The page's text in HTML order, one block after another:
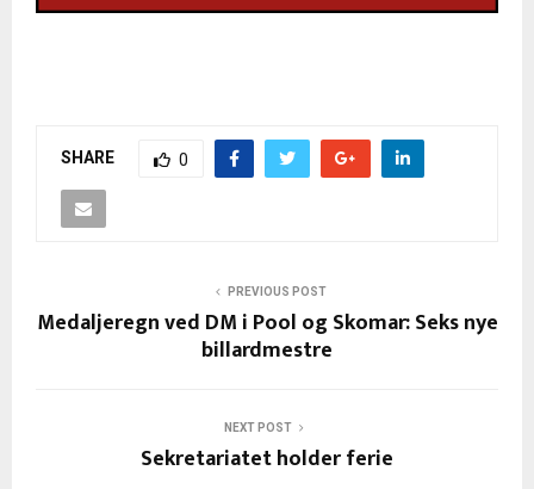
SHARE 0
PREVIOUS POST
Medaljeregn ved DM i Pool og Skomar: Seks nye
billardmestre
NEXT POST
Sekretariatet holder ferie